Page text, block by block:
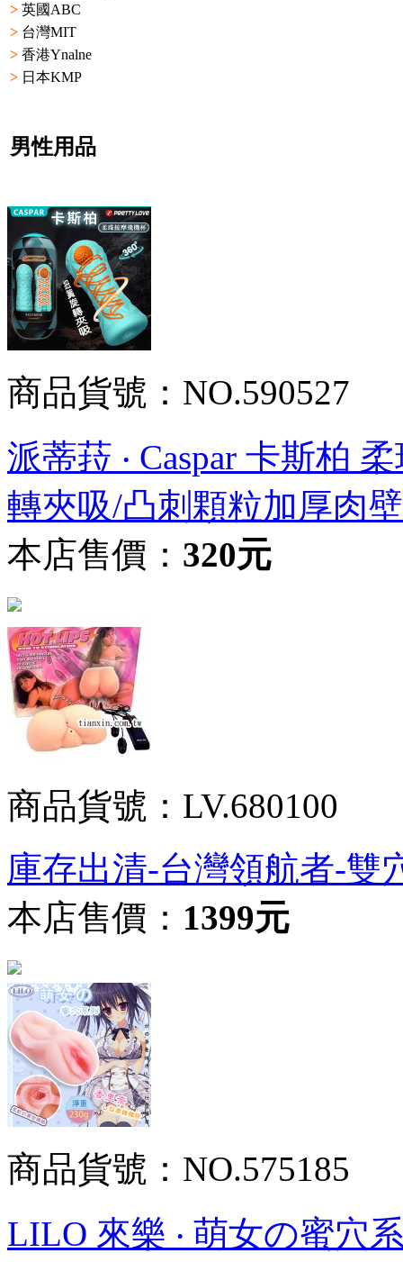
> 英國ABC
> 台灣MIT
> 香港Ynalne
> 日本KMP
男性用品
商品貨號：NO.590527
派蒂菈 ‧ Caspar 卡斯柏
轉夾吸/凸刺顆粒加厚肉壁
本店售價： 320元
商品貨號：LV.680100
庫存出清-台灣領航者-雙
本店售價： 1399元
商品貨號：NO.575185
LILO 來樂 ‧ 萌女の蜜穴